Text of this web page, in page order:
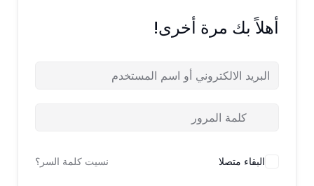
أهلاً بك مرة أخرى!
البقاء متصلا نسيت كلمة السر؟